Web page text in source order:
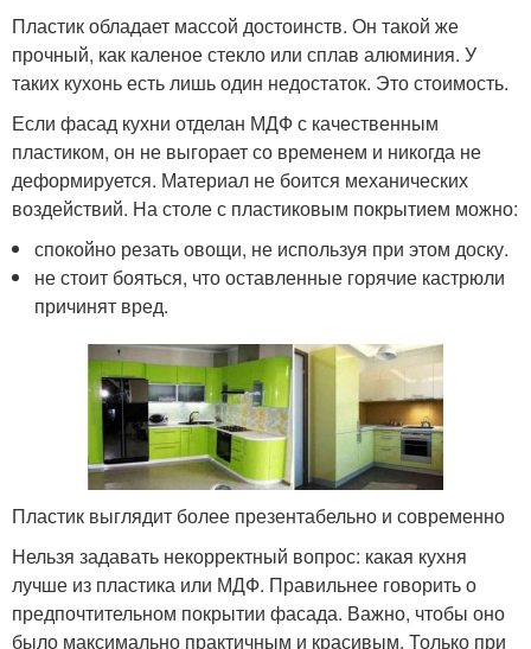
Пластик обладает массой достоинств. Он такой же
прочный, как каленое стекло или сплав алюминия. У
таких кухонь есть лишь один недостаток. Это стоимость.
Если фасад кухни отделан МДФ с качественным
пластиком, он не выгорает со временем и никогда не
деформируется. Материал не боится механических
воздействий. На столе с пластиковым покрытием можно:
спокойно резать овощи, не используя при этом доску.
не стоит бояться, что оставленные горячие кастрюли
причинят вред.
Пластик выглядит более презентабельно и современно
Нельзя задавать некорректный вопрос: какая кухня
лучше из пластика или МДФ. Правильнее говорить о
предпочтительном покрытии фасада. Важно, чтобы оно
было максимально практичным и красивым. Только при